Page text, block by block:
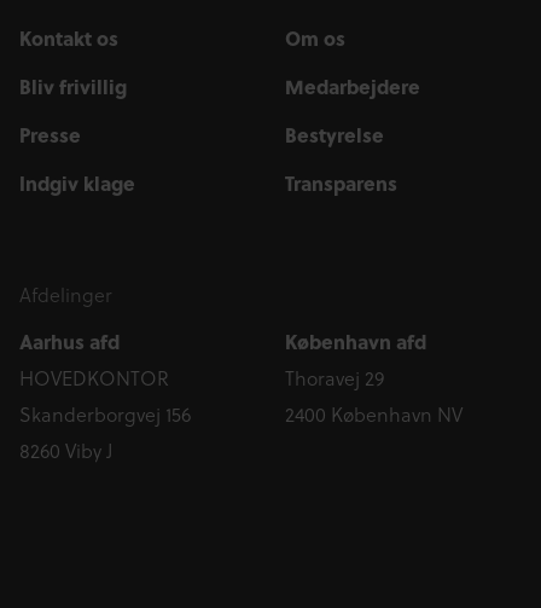
Kontakt os
Bliv frivillig
Presse
Indgiv klage
Om os
Medarbejdere
Bestyrelse
Transparens
Afdelinger
Aarhus afd
HOVEDKONTOR
Skanderborgvej 156
8260 Viby J
København afd
Thoravej 29
2400 København NV